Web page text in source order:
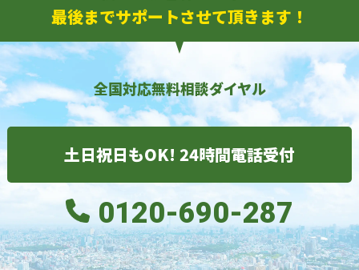
最後までサポートさせて頂きます！
全国対応無料相談ダイヤル
土日祝日もOK! 24時間電話受付
0120-690-287